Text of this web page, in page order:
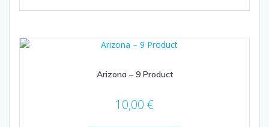
Arizona – 9 Product
10,00 €